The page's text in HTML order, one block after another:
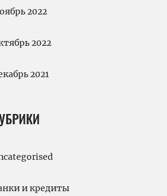
2022
2022
2021
и кредиты